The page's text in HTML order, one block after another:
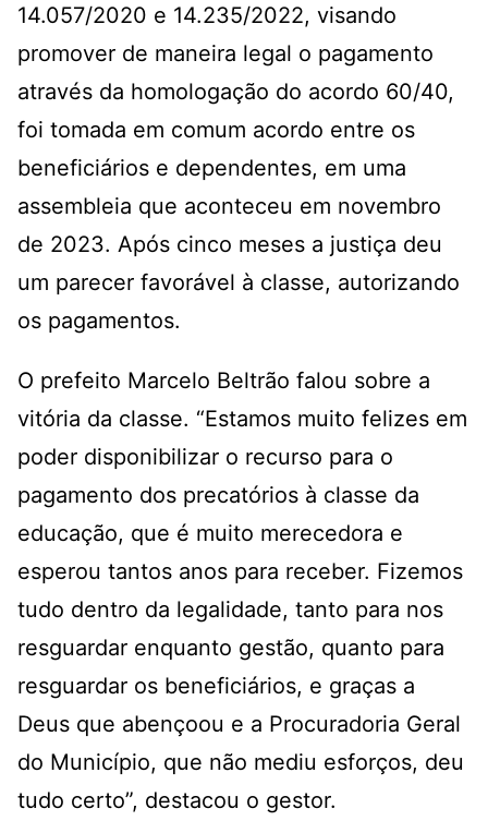
14.057/2020 e 14.235/2022, visando
promover de maneira legal o pagamento
através da homologação do acordo 60/40,
foi tomada em comum acordo entre os
beneficiários e dependentes, em uma
assembleia que aconteceu em novembro
de 2023. Após cinco meses a justiça deu
um parecer favorável à classe, autorizando
os pagamentos.
O prefeito Marcelo Beltrão falou sobre a
vitória da classe. “Estamos muito felizes em
poder disponibilizar o recurso para o
pagamento dos precatórios à classe da
educação, que é muito merecedora e
esperou tantos anos para receber. Fizemos
tudo dentro da legalidade, tanto para nos
resguardar enquanto gestão, quanto para
resguardar os beneficiários, e graças a
Deus que abençoou e a Procuradoria Geral
do Município, que não mediu esforços, deu
tudo certo”, destacou o gestor.